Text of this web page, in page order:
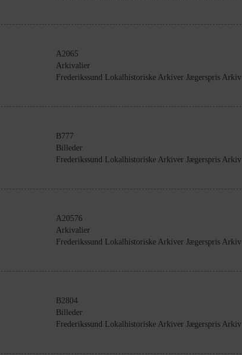
A2065
Arkivalier
Frederikssund Lokalhistoriske Arkiver Jægerspris Arkiv
B777
Billeder
Frederikssund Lokalhistoriske Arkiver Jægerspris Arkiv
A20576
Arkivalier
Frederikssund Lokalhistoriske Arkiver Jægerspris Arkiv
B2804
Billeder
Frederikssund Lokalhistoriske Arkiver Jægerspris Arkiv